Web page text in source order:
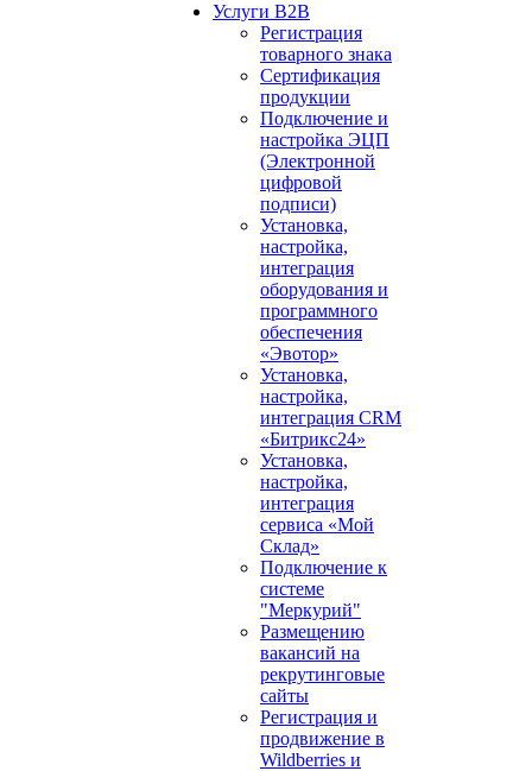
Услуги B2B
Регистрация
товарного знака
Сертификация
продукции
Подключение и
настройка ЭЦП
(Электронной
цифровой
подписи)
Установка,
настройка,
интеграция
оборудования и
программного
обеспечения
«Эвотор»
Установка,
настройка,
интеграция CRM
«Битрикс24»
Установка,
настройка,
интеграция
сервиса «Мой
Склад»
Подключение к
системе
"Меркурий"
Размещению
вакансий на
рекрутинговые
сайты
Регистрация и
продвижение в
Wildberries и